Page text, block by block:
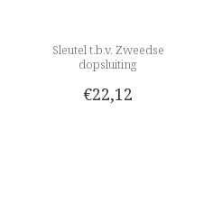
Sleutel t.b.v. Zweedse
dopsluiting
€22,12